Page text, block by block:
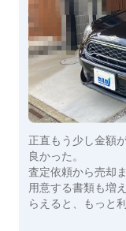
正直もう少し金額
良かった。
査定依頼から売却
用意する書類も増
らえると、もっと